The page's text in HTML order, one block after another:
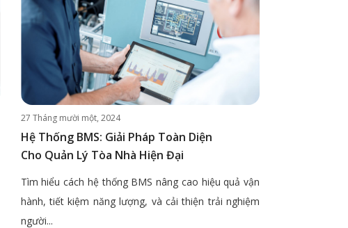
27 Tháng mười một, 2024
Hệ Thống BMS: Giải Pháp Toàn Diện
Cho Quản Lý Tòa Nhà Hiện Đại
Tìm hiểu cách hệ thống BMS nâng cao hiệu quả vận
hành, tiết kiệm năng lượng, và cải thiện trải nghiệm
người...